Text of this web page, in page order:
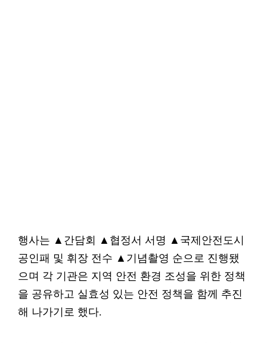
행사는 ▲간담회 ▲협정서 서명 ▲국제안전도시
공인패 및 휘장 전수 ▲기념촬영 순으로 진행됐
으며 각 기관은 지역 안전 환경 조성을 위한 정책
을 공유하고 실효성 있는 안전 정책을 함께 추진
해 나가기로 했다.